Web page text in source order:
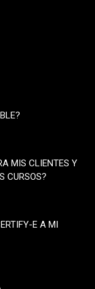
MIS CLIENTES Y
CURSOS?
E A MI